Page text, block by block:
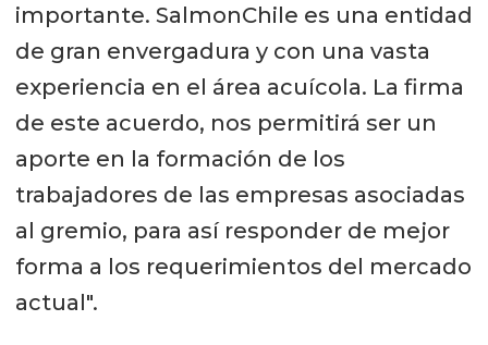
importante. SalmonChile es una entidad
de gran envergadura y con una vasta
experiencia en el área acuícola. La firma
de este acuerdo, nos permitirá ser un
aporte en la formación de los
trabajadores de las empresas asociadas
al gremio, para así responder de mejor
forma a los requerimientos del mercado
actual".